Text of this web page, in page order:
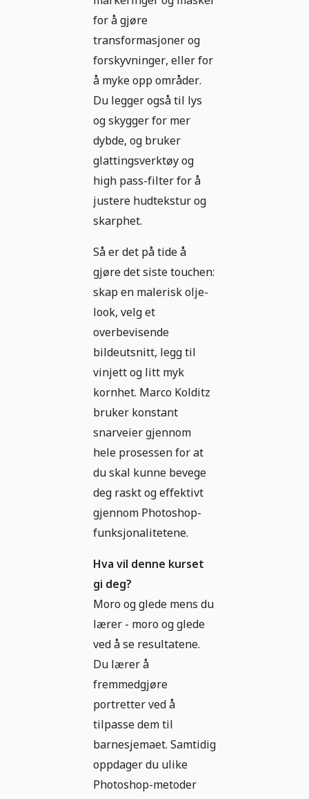
for å gjøre
transformasjoner og
forskyvninger, eller for
å myke opp områder.
Du legger også til lys
og skygger for mer
dybde, og bruker
glattingsverktøy og
high pass-filter for å
justere hudtekstur og
skarphet.
Så er det på tide å
gjøre det siste touchen:
skap en malerisk olje-
look, velg et
overbevisende
bildeutsnitt, legg til
vinjett og litt myk
kornhet. Marco Kolditz
bruker konstant
snarveier gjennom
hele prosessen for at
du skal kunne bevege
deg raskt og effektivt
gjennom Photoshop-
funksjonalitetene.
Hva vil denne kurset
gi deg?
Moro og glede mens du
lærer - moro og glede
ved å se resultatene.
Du lærer å
fremmedgjøre
portretter ved å
tilpasse dem til
barnesjemaet. Samtidig
oppdager du ulike
Photoshop-metoder